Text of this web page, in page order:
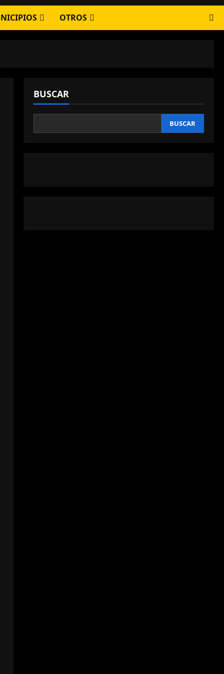
OTROS
BUSCAR
BUSCAR